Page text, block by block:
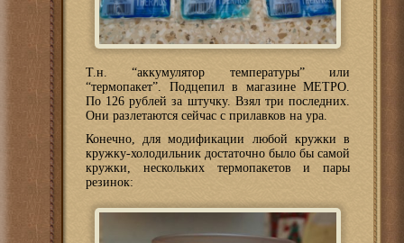
Т.н. “аккумулятор температуры” или
“термопакет”. Подцепил в магазине МЕТРО.
По 126 рублей за штучку. Взял три последних.
Они разлетаются сейчас с прилавков на ура.
Конечно, для модификации любой кружки в
кружку-холодильник достаточно было бы самой
кружки, нескольких термопакетов и пары
резинок: